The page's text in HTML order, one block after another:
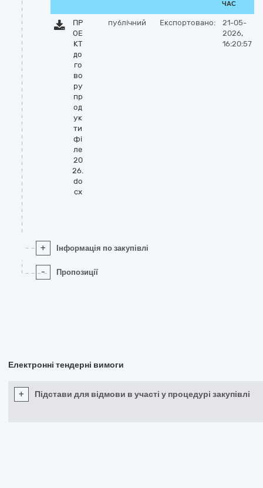
ЧАС
ПР
ОЕ
КТ
до
го
во
ру
пр
од
ук
ти
фі
ле
20
26.
do
cx
публічний Експортовано:
21-05-
2026,
16:20:57
+ Інформація по закупівлі
- Пропозиції
Електронні тендерні вимоги
+ Підстави для відмови в участі у процедурі закупівлі